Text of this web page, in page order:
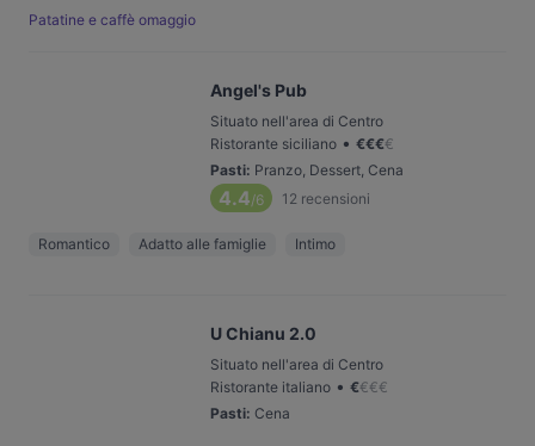
Patatine e caffè omaggio
Angel's Pub
Situato nell'area di Centro
Ristorante siciliano • €€€€
Pasti: Pranzo, Dessert, Cena
4.4/6 12 recensioni
Romantico Adatto alle famiglie Intimo
U Chianu 2.0
Situato nell'area di Centro
Ristorante italiano • €€€€
Pasti: Cena